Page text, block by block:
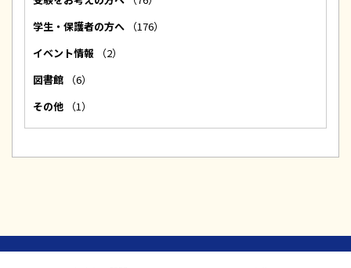
学生・保護者の方へ
（176）
イベント情報
（2）
図書館
（6）
その他
（1）